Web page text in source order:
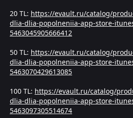
20 TL: https://evault.ru/catalog/
dlia-dlia-popolneniia-app-store-
5463045905666412
50 TL: https://evault.ru/catalog/
dlia-dlia-popolneniia-app-store-
5463070429613085
100 TL: https://evault.ru/catalog/
dlia-dlia-popolneniia-app-store-
5463097305514674